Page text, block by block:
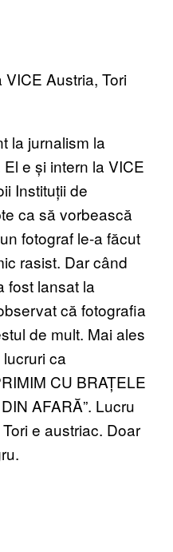
Austria, Tori
la jurnalism la
e și intern la VICE
Instituții de
ca să vorbească
fotograf le-a făcut
rasist. Dar când
fost lansat la
că fotografia
de mult. Mai ales
ca
CU BRAȚELE
AFARĂ”. Lucru
e austriac. Doar